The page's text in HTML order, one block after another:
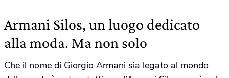
Armani Silos, un luogo dedicato
alla moda. Ma non solo
Che il nome di Giorgio Armani sia legato al mondo